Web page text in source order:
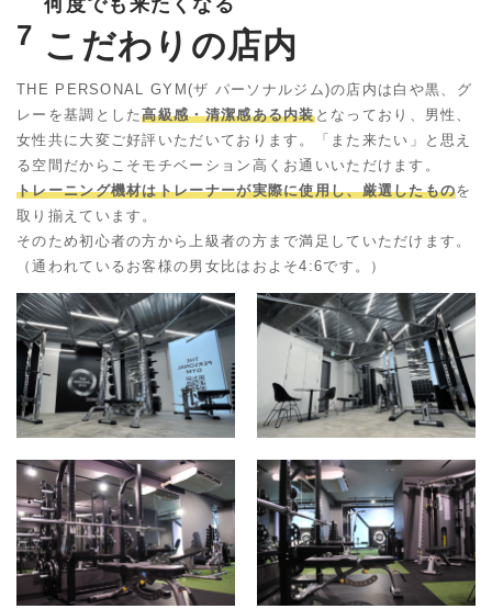
7 こだわりの店内
THE PERSONAL GYM(ザ パーソナルジム)の店内は白や黒、 グ
レーを基調とした高級感・清潔感ある内装となっており、男性、
女性共に大変ご好評いただいております。
「また来たい」と思え
る空間だからこそモチベーション高くお通いいただけます。
トレーニング機材はトレーナーが実際に使用し、厳選したものを
取り揃えています。
そのため初心者の方から上級者の方まで満足していただけます。
（通われているお客様の男女比はおよそ4:6です。）